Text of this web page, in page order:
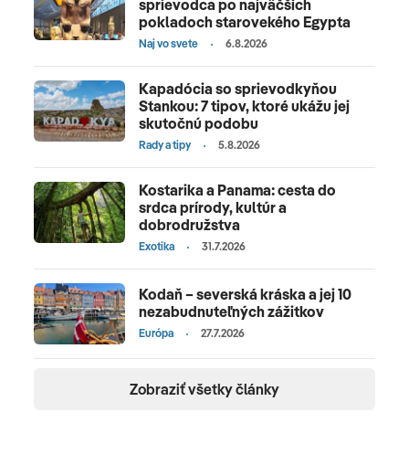
sprievodca po najväčších
pokladoch starovekého Egypta
Naj vo svete 6.8.2026
Kapadócia so sprievodkyňou
Stankou: 7 tipov, ktoré ukážu jej
skutočnú podobu
Rady a tipy 5.8.2026
Kostarika a Panama: cesta do
srdca prírody, kultúr a
dobrodružstva
Exotika 31.7.2026
Kodaň – severská kráska a jej 10
nezabudnuteľných zážitkov
Európa 27.7.2026
Zobraziť všetky články